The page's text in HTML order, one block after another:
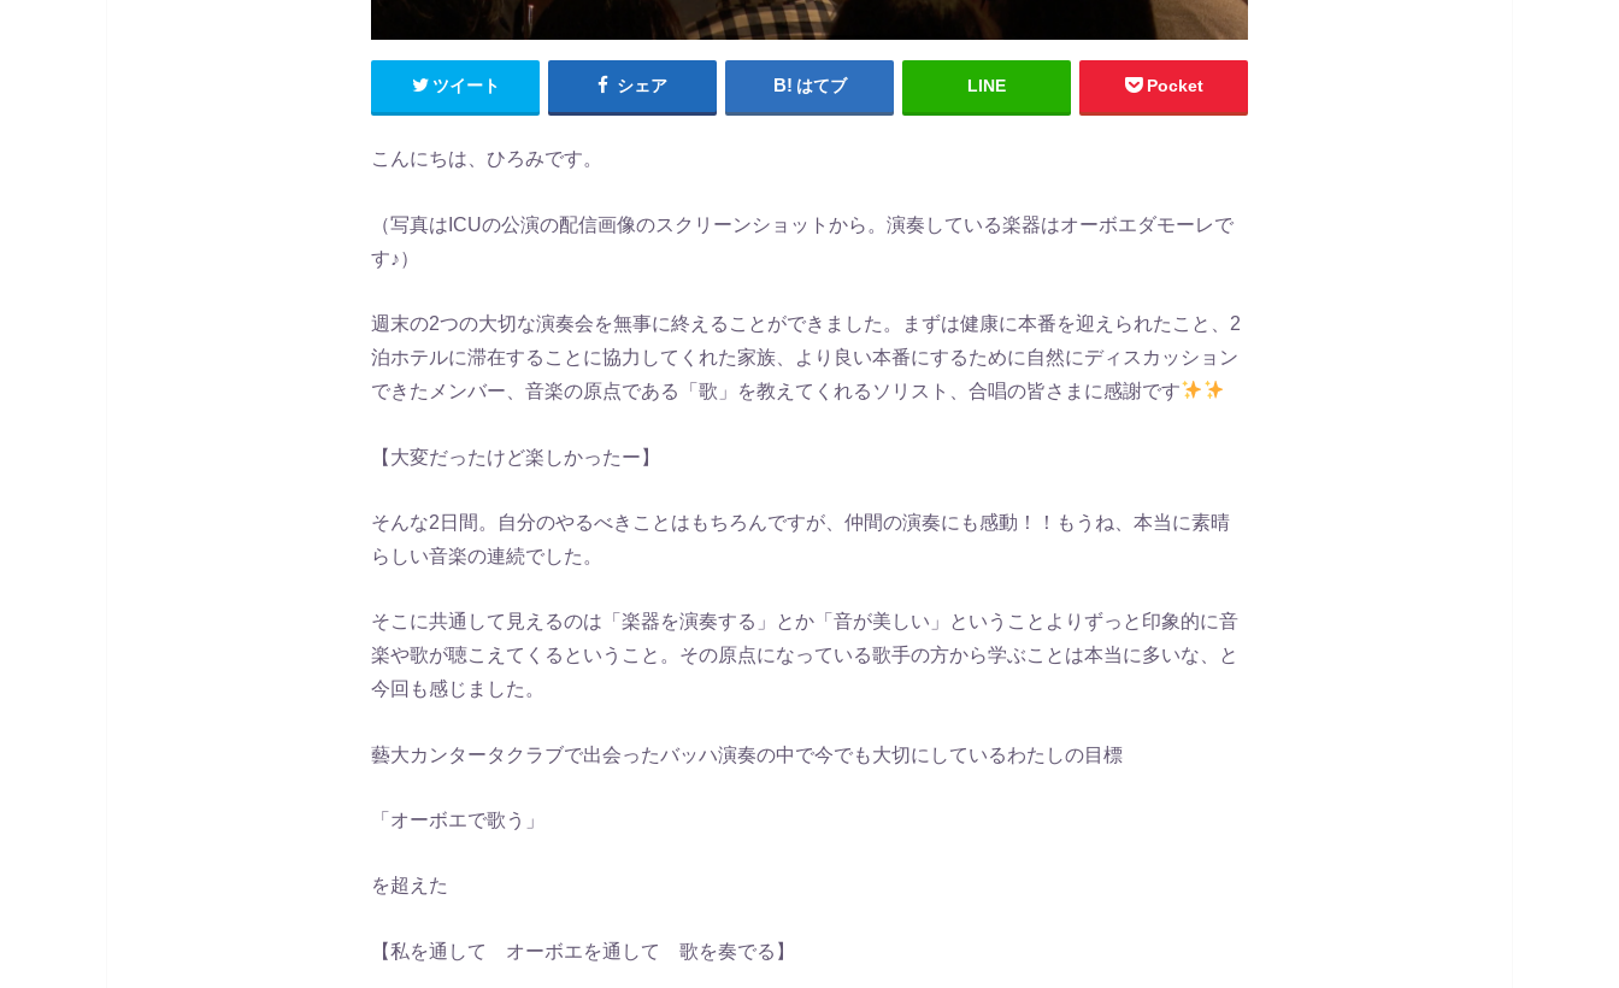
ツイート シェア はてブ LINE Pocket
こんにちは、ひろみです。
（写真はICUの公演の配信画像のスクリーンショットから。演奏している楽器はオーボエダモーレで
す♪）
週末の2つの大切な演奏会を無事に終えることができました。まずは健康に本番を迎えられたこと、2
泊ホテルに滞在することに協力してくれた家族、より良い本番にするために自然にディスカッション
できたメンバー、音楽の原点である「歌」を教えてくれるソリスト、合唱の皆さまに感謝です
【大変だったけど楽しかったー】
そんな2日間。自分のやるべきことはもちろんですが、仲間の演奏にも感動！！もうね、本当に素晴
らしい音楽の連続でした。
そこに共通して見えるのは「楽器を演奏する」とか「音が美しい」ということよりずっと印象的に音
楽や歌が聴こえてくるということ。その原点になっている歌手の方から学ぶことは本当に多いな、と
今回も感じました。
藝大カンタータクラブで出会ったバッハ演奏の中で今でも大切にしているわたしの目標
「オーボエで歌う」
を超えた
【私を通して オーボエを通して 歌を奏でる】